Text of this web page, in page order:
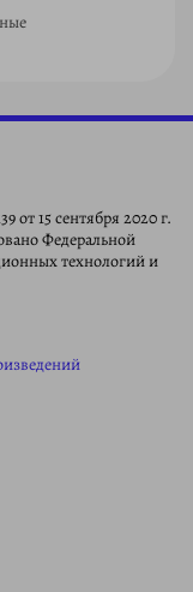
15 сентября 2020 г.
Федеральной
технологий и